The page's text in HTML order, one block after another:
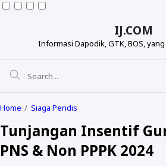
IJ.COM
Informasi Dapodik, GTK, BOS,
Home Siaga Pendis
Tunjangan Insentif
PNS & Non PPPK 2024